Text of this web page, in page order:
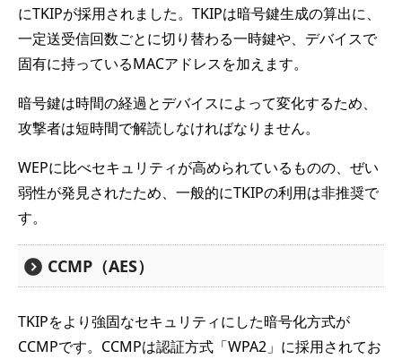
にTKIPが採用されました。TKIPは暗号鍵生成の算出に、
一定送受信回数ごとに切り替わる一時鍵や、デバイスで
固有に持っているMACアドレスを加えます。
暗号鍵は時間の経過とデバイスによって変化するため、
攻撃者は短時間で解読しなければなりません。
WEPに比べセキュリティが高められているものの、ぜい
弱性が発見されたため、一般的にTKIPの利用は非推奨で
す。
CCMP（AES）
TKIPをより強固なセキュリティにした暗号化方式が
CCMPです。CCMPは認証方式「WPA2」に採用されてお